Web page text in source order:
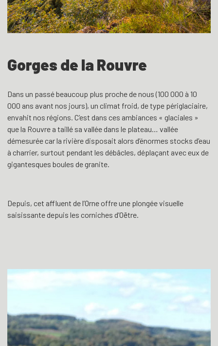
Gorges de la Rouvre
Dans un passé beaucoup plus proche de nous (100 000 à 10
000 ans avant nos jours), un climat froid, de type périglaciaire,
envahit nos régions. C’est dans ces ambiances « glaciales »
que la Rouvre a taillé sa vallée dans le plateau… vallée
démesurée car la rivière disposait alors d’énormes stocks d’eau
à charrier, surtout pendant les débâcles, déplaçant avec eux de
gigantesques boules de granite.
Depuis, cet affluent de l’Orne offre une plongée visuelle
saisissante depuis les corniches d’Oëtre.